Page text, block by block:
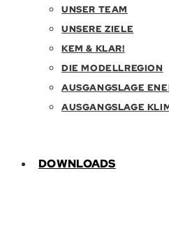
UNSER TEAM
UNSERE ZIELE
KEM & KLAR!
DIE MODELLREGION
AUSGANGSLAGE
AUSGANGSLAGE
DOWNLOADS